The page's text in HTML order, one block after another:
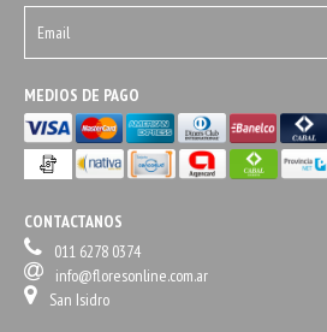
MEDIOS DE PAGO
CONTACTANOS
011 6278 0374
info@floresonline.com.ar
San Isidro